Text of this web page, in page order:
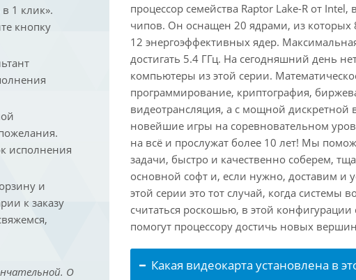
1 клик».
кнопку
исполнения
и
к заказу
О
процессор семейства Raptor Lake-R от
чипов. Он оснащен 20 ядрами, из которых
12 энергоэффективных ядер.
достигать 5.4 ГГц. На сегодняшний день
компьютеры из этой серии.
программирование, криптография,
видеотрансляция, а с мощной
новейшие игры на соревновательном
на всё и прослужат более 10 лет! Мы
задачи, быстро и качественно соберем,
основной софт и, если нужно, доставим и
этой серии это тот случай, когда системы
считаться роскошью, в этой
помогут процессору достичь новых
Какая видеокарта установлена в